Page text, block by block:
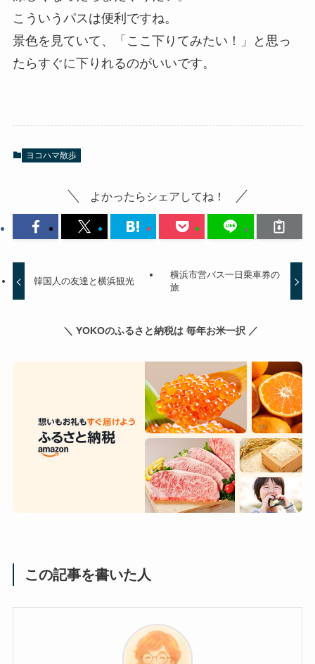
こういうパスは便利ですね。
景色を見ていて、「ここ下りてみたい！」と思っ
たらすぐに下りれるのがいいです。
ヨコハマ散歩
よかったらシェアしてね！
韓国人の友達と横浜観光
横浜市営バス一日乗車券の
旅
＼ YOKOのふるさと納税は 毎年お米一択 ／
この記事を書いた人